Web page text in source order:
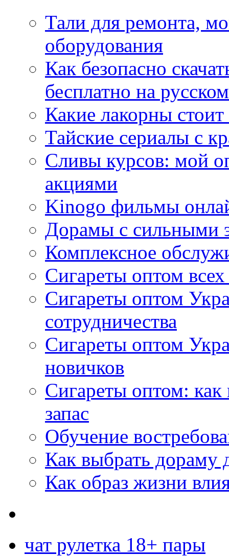
Тали для ремонта,
оборудования
Как безопасно
бесплатно на
Какие лакорны
Тайские сериалы с
Сливы курсов: мой
акциями
Kinogo фильмы
Дорамы с сильными
Комплексное
Сигареты оптом
Сигареты оптом
сотрудничества
Сигареты оптом
новичков
Сигареты оптом:
запас
Обучение
Как выбрать дораму
Как образ жизни
чат рулетка 18+ пары